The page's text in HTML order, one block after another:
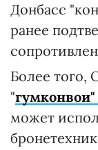
Донбасс
ранее
Более того,
"
может